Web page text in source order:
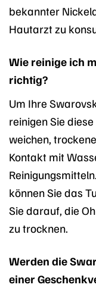
bekannter
Hautarzt zu
Wie reinige ich
richtig?
Um Ihre
reinigen Sie
weichen,
Kontakt mit
können Sie das
Sie darauf, die
zu trocknen.
Werden die
einer